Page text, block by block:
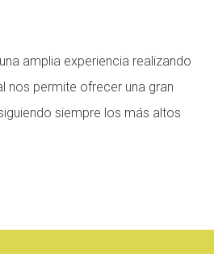
amplia experiencia realizando
nos permite ofrecer una gran
siempre los más altos